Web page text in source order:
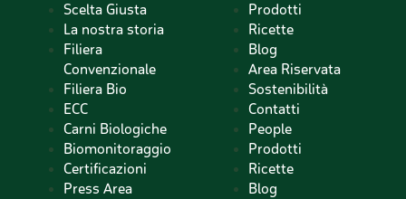
Scelta Giusta
La nostra storia
Filiera
Convenzionale
Filiera Bio
ECC
Carni Biologiche
Biomonitoraggio
Certificazioni
Press Area
Prodotti
Ricette
Blog
Area Riservata
Sostenibilità
Contatti
People
Prodotti
Ricette
Blog